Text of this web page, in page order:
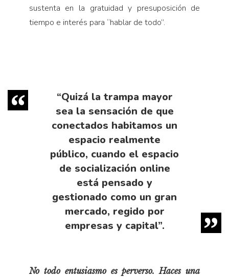
sustenta en la gratuidad y presuposición de
tiempo e interés para “hablar de todo”.
“Quizá la trampa mayor
sea la sensación de que
conectados habitamos un
espacio realmente
público, cuando el espacio
de socialización online
está pensado y
gestionado como un gran
mercado, regido por
empresas y capital”.
No todo entusiasmo es perverso. Haces una